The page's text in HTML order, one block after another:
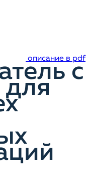
описание в pdf
с
для